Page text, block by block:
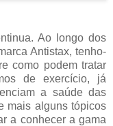
Ao longo dos
Antistax, tenho-
como podem tratar
de exercício, já
a saúde das
mais alguns tópicos
a conhecer a gama